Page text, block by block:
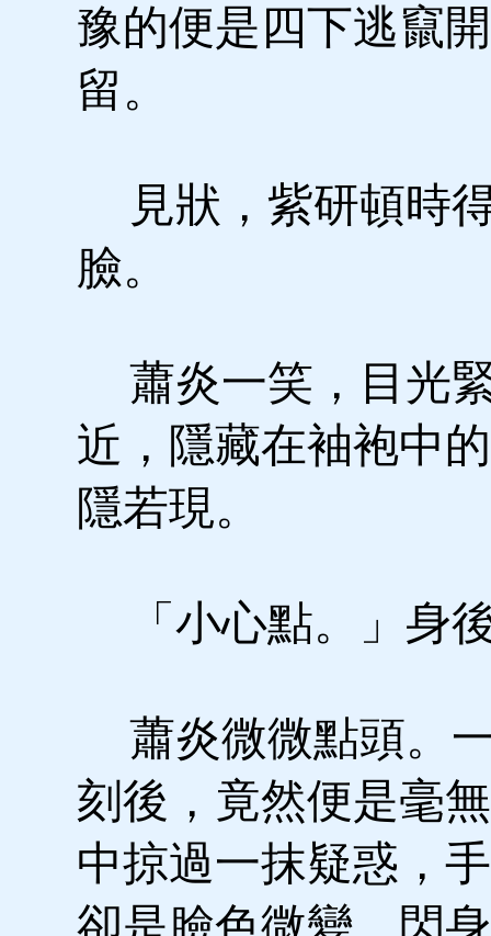
豫的便是四下逃竄
留。
見狀，紫研頓時
臉。
蕭炎一笑，目光
近，隱藏在袖袍中
隱若現。
「小心點。」身
蕭炎微微點頭。
刻後，竟然便是毫
中掠過一抹疑惑，
卻是臉色微變，閃